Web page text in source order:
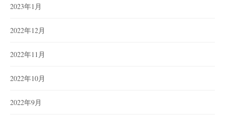
2023年1月
2022年12月
2022年11月
2022年10月
2022年9月